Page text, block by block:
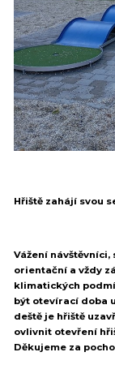
Hřiště zahájí svou
Vážení
orientační a vždy
klimatických
být otevírací doba
deště je hřiště
ovlivnit otevření
Děkujeme za